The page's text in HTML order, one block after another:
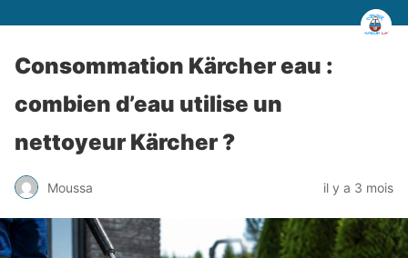
Consommation Kärcher eau :
combien d’eau utilise un
nettoyeur Kärcher ?
Moussa il y a 3 mois